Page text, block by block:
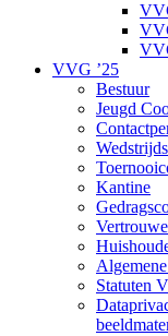
VVG ’25
Bestuur
Jeugd
Kantine
Statuten